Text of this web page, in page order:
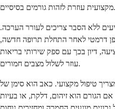
מקצועית עוזרת לזהות גורמים בסיסיים.
ללא הסבר צריכים לעורר הערכה.
דרמטי לאחר התחלת תרופה חדשה,
דיון בכך עם ספק שירותי בריאות
עוזר לשלול מצבים חמורים.
טיפול מקצועי. כאב הוא סימן של
הגורם הוא זיהום, דלקת, או בעיות